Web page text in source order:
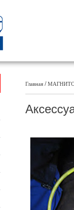
Главная /